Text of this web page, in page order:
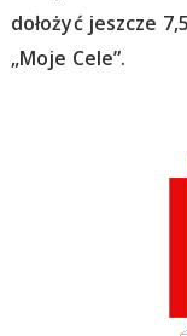
dołożyć jeszcze
„Moje Cele”.